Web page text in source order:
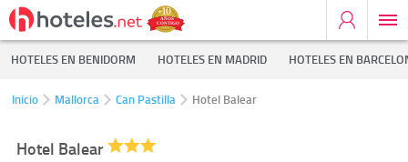
HOTELES EN BENIDORM HOTELES EN MADRID HOTELES EN
Inicio Mallorca Can Pastilla Hotel Balear
Hotel Balear